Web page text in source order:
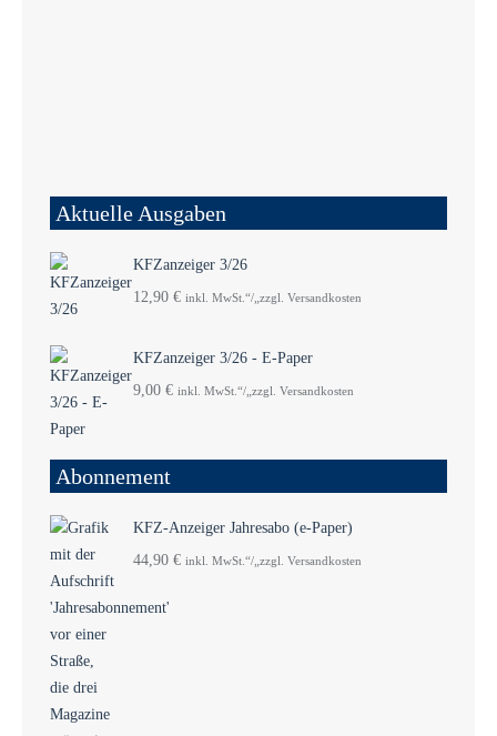
Aktuelle Ausgaben
KFZanzeiger 3/26
12,90 € inkl. MwSt.“/„zzgl. Versandkosten
KFZanzeiger 3/26 - E-Paper
9,00 € inkl. MwSt.“/„zzgl. Versandkosten
Abonnement
KFZ-Anzeiger Jahresabo (e-Paper)
44,90 € inkl. MwSt.“/„zzgl. Versandkosten